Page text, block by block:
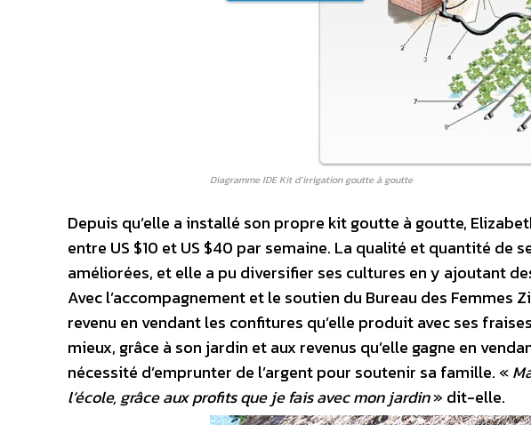
Diagramme IDE Kit d’irrigation goutte à goutte
Depuis qu’elle a installé son propre kit goutte à goutte,
entre US $10 et US $40 par semaine. La qualité et quantité de
améliorées, et elle a pu diversifier ses cultures en y ajoutant
Avec l’accompagnement et le soutien du Bureau des Femmes
revenu en vendant les confitures qu’elle produit avec ses
mieux, grâce à son jardin et aux revenus qu’elle gagne en
nécessité d’emprunter de l’argent pour soutenir sa famille. «
l’école, grâce aux profits que je fais avec mon jardin» dit-elle.